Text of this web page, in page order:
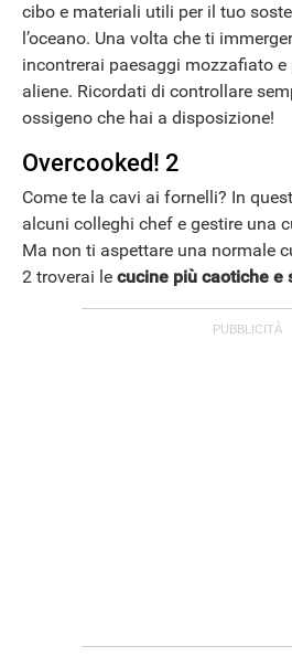
cibo e materiali utili per il tuo
l’oceano. Una volta che ti
incontrerai paesaggi mozzafiato e
aliene. Ricordati di controllare
ossigeno che hai a disposizione!
Overcooked! 2
Come te la cavi ai fornelli? In
alcuni colleghi chef e gestire una
Ma non ti aspettare una normale
2 troverai le cucine più caotiche e